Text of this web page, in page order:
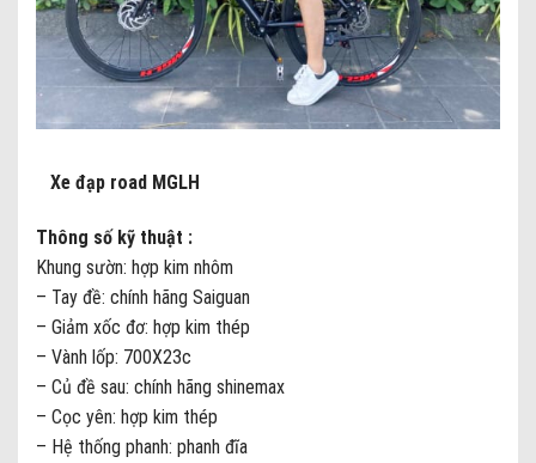
Xe đạp road MGLH
Thông số kỹ thuật :
Khung sườn: hợp kim nhôm
– Tay đề: chính hãng Saiguan
– Giảm xốc đơ: hợp kim thép
– Vành lốp: 700X23c
– Củ đề sau: chính hãng shinemax
– Cọc yên: hợp kim thép
– Hệ thống phanh: phanh đĩa